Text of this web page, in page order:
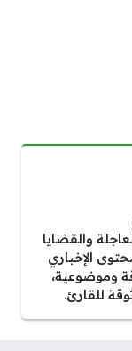
والقضايا
الإخباري
وموضوعية،
للقارئ.